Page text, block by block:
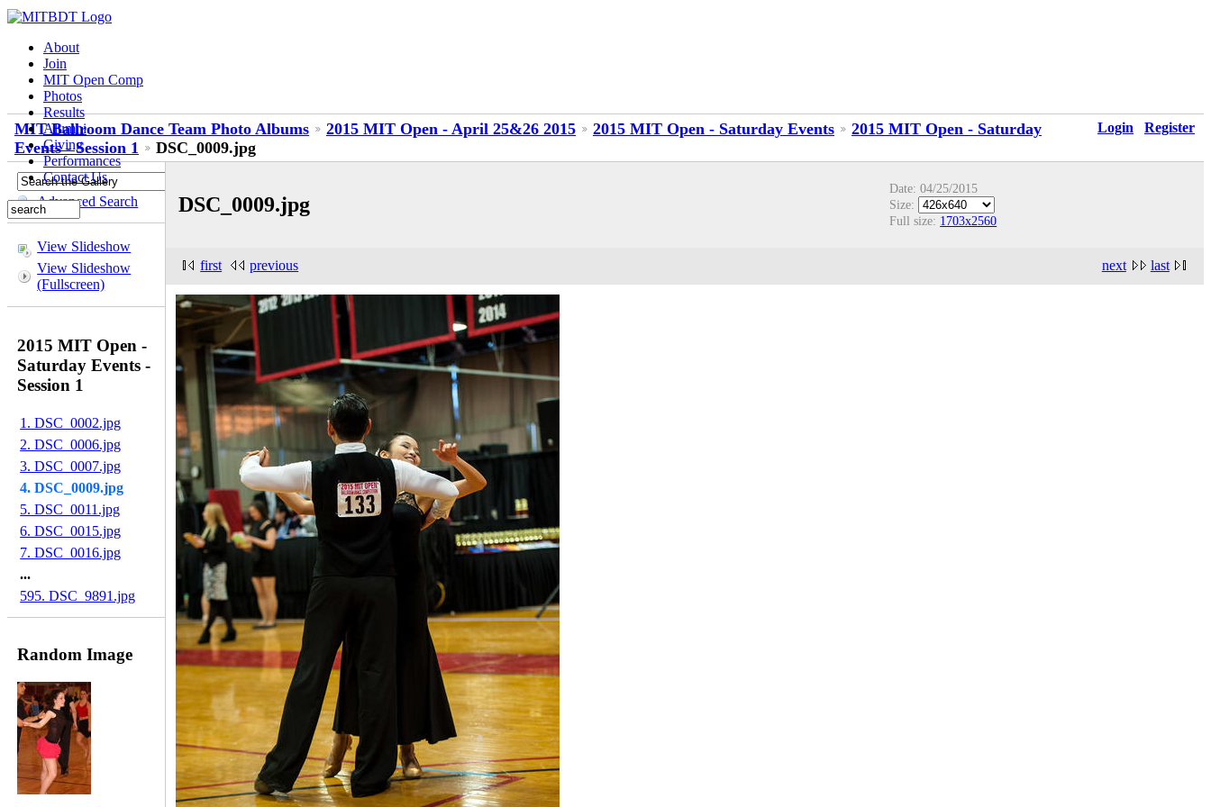
About
Join
MIT Open Comp
Photos
Results
Alumni
Giving
Performances
Contact Us
Login Register
MIT Ballroom Dance Team Photo Albums 2015 MIT Open - April 25&26 2015 2015 MIT Open - Saturday Events
2015 MIT Open - Saturday
Events - Session 1
DSC_0009.jpg
Advanced Search
View Slideshow
View Slideshow
(Fullscreen)
2015 MIT Open -
Saturday Events -
Session 1
1. DSC_0002.jpg
2. DSC_0006.jpg
3. DSC_0007.jpg
4. DSC_0009.jpg
5. DSC_0011.jpg
6. DSC_0015.jpg
7. DSC_0016.jpg
...
595. DSC_9891.jpg
Random Image
DSC_0009.jpg
Date: 04/25/2015
Size:
Full size: 1703x2560
next last
first previous